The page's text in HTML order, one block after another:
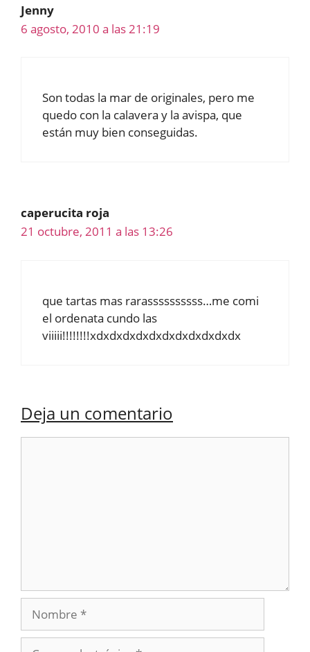
Jenny
6 agosto, 2010 a las 21:19
Son todas la mar de originales, pero me
quedo con la calavera y la avispa, que
están muy bien conseguidas.
caperucita roja
21 octubre, 2011 a las 13:26
que tartas mas rarassssssssss…me comi
el ordenata cundo las
viiiii!!!!!!!!xdxdxdxdxdxdxdxdxdxdxdx
Deja un comentario
Nombre